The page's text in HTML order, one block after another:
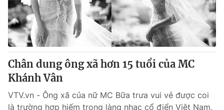
Chân dung ông xã hơn 15 tuổi của MC
Khánh Vân
VTV.vn - Ông xã của nữ MC Bữa trưa vui vẻ được coi
là trường hợp hiếm trong làng nhạc cổ điển Việt Nam,